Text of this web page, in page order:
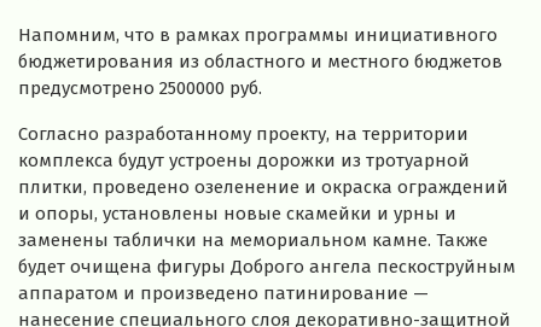
Напомним, что в рамках программы инициативного
бюджетирования из областного и местного бюджетов
предусмотрено 2500000 руб.
Согласно разработанному проекту, на территории
комплекса будут устроены дорожки из тротуарной
плитки, проведено озеленение и окраска ограждений
и опоры, установлены новые скамейки и урны и
заменены таблички на мемориальном камне. Также
будет очищена фигуры Доброго ангела пескоструйным
аппаратом и произведено патинирование —
нанесение специального слоя декоративно-защитной